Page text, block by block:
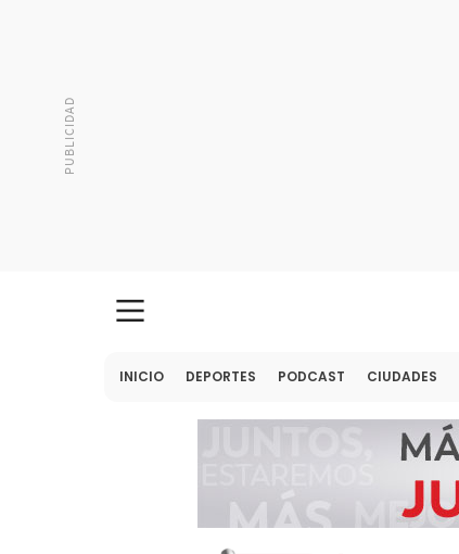
INICIO DEPORTES PODCAST CIUDADES